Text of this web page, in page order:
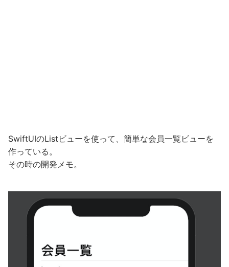
SwiftUIのListビューを使って、簡単な会員一覧ビューを
作っている。
その時の開発メモ。